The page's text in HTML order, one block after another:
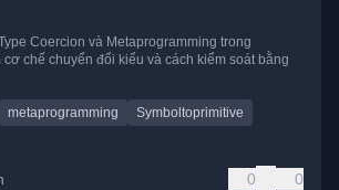
Coercion và Metaprogramming trong
chế chuyển đổi kiểu và cách kiểm soát bằng
metaprogramming
Symboltoprimitive
0 0